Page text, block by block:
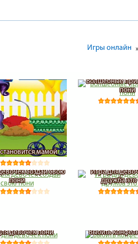
Игры онлайн »
мамой
Волшебные
пони
создай свою
пони
Игра для
дружба
девочек пони Выбить